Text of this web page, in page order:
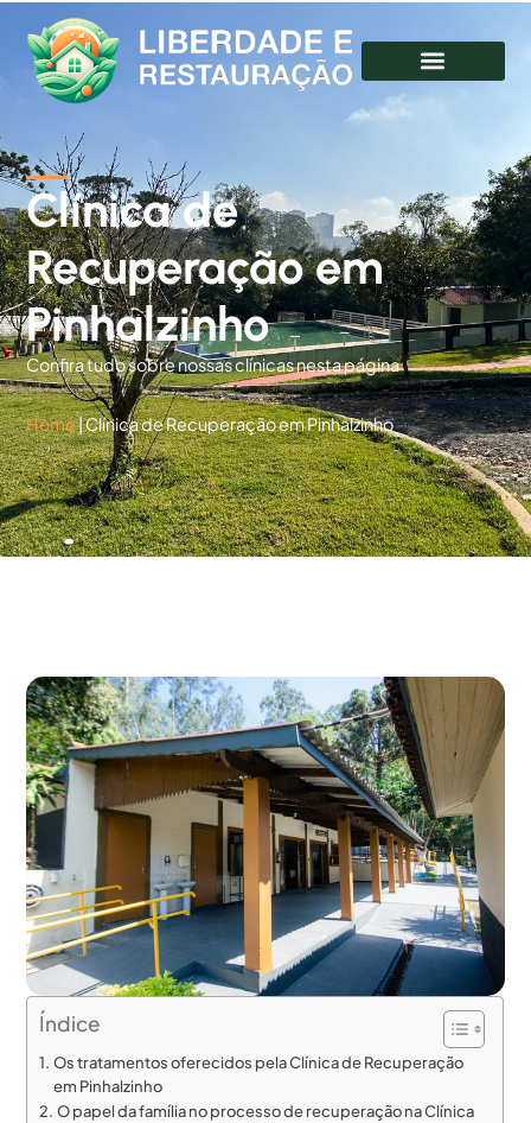
Clínica de
Recuperação em
Pinhalzinho
Confira tudo sobre nossas clínicas nesta página
Home|Clínica de Recuperação em Pinhalzinho
Índice
Os tratamentos oferecidos pela Clínica de Recuperação
em Pinhalzinho
O papel da família no processo de recuperação na Clínica